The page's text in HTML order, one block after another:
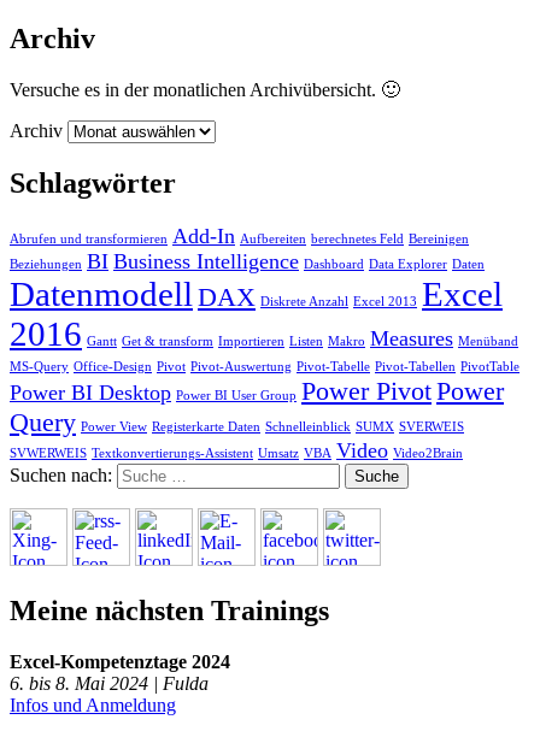
Archiv
Versuche es in der monatlichen Archivübersicht. 🙂
Archiv
Schlagwörter
Abrufen und transformieren Add-In Aufbereiten berechnetes Feld Bereinigen
Beziehungen BI Business Intelligence Dashboard Data Explorer Daten
Datenmodell DAX Diskrete Anzahl Excel 2013 Excel
2016 Gantt Get & transform Importieren Listen Makro Measures Menüband
MS-Query Office-Design Pivot Pivot-Auswertung Pivot-Tabelle Pivot-Tabellen PivotTable
Power BI Desktop Power BI User Group Power PivotPower
Query Power View Registerkarte Daten Schnelleinblick SUMX SVERWEIS
SVWERWEIS Textkonvertierungs-Assistent Umsatz VBA Video Video2Brain
Suchen nach:
Meine nächsten Trainings
Excel-Kompetenztage 2024
6. bis 8. Mai 2024 | Fulda
Infos und Anmeldung